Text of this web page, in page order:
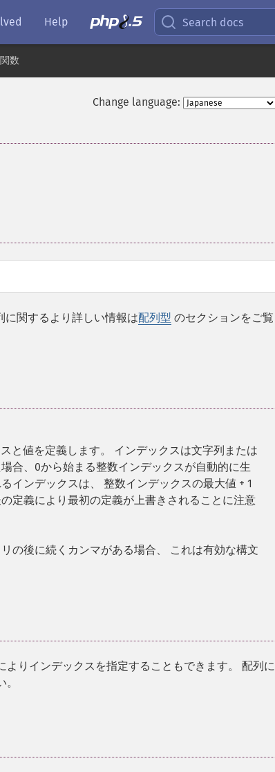
Help Search docs
数
Change language:
に関するより詳しい情報は配列型 のセクションをご覧
と値を定義します。 インデックスは文字列または
合、0から始まる整数インデックスが自動的に生
インデックスは、 整数インデックスの最大値 + 1
定義により最初の定義が上書きされることに注意
の後に続くカンマがある場合、 これは有効な構文
よりインデックスを指定することもできます。 配列に